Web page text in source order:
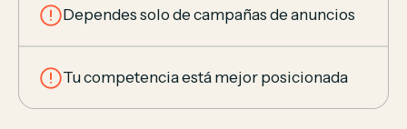
Dependes solo de campañas de anuncios
Tu competencia está mejor posicionada